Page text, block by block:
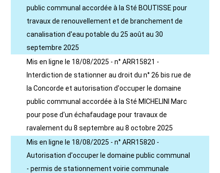
public communal accordée à la Sté BOUTISSE pour
travaux de renouvellement et de branchement de
canalisation d'eau potable du 25 août au 30
septembre 2025
Mis en ligne le 18/08/2025 - n° ARR15821 -
Interdiction de stationner au droit du n° 26 bis rue de
la Concorde et autorisation d'occuper le domaine
public communal accordée à la Sté MICHELINI Marc
pour pose d'un échafaudage pour travaux de
ravalement du 8 septembre au 8 octobre 2025
Mis en ligne le 18/08/2025 - n° ARR15820 -
Autorisation d'occuper le domaine public communal
- permis de stationnement voirie communale